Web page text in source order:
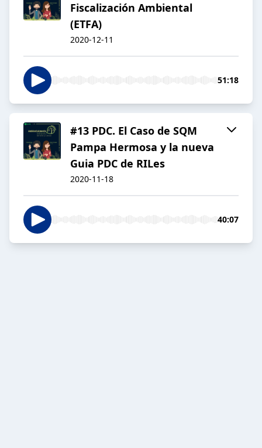
Fiscalización Ambiental
(ETFA)
2020-12-11
51:18
#13 PDC. El Caso de SQM
Pampa Hermosa y la nueva
Guia PDC de RILes
2020-11-18
40:07